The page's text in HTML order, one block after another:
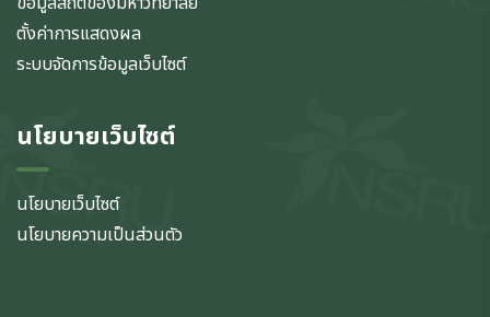
ตั้งค่าการแสดงผล
ระบบจัดการข้อมูลเว็บไซต์
นโยบายเว็บไซต์
นโยบายเว็บไซต์
นโยบายความเป็นส่วนตัว